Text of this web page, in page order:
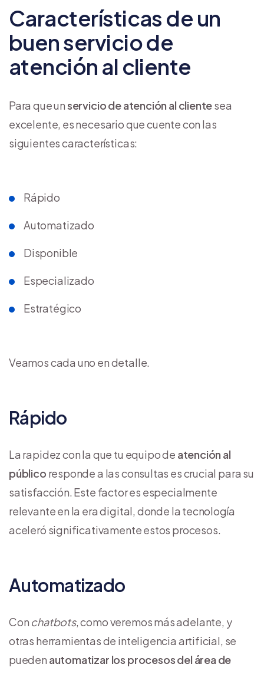
Características de un
buen servicio de
atención al cliente
Para que unservicio de atención al clientesea
excelente, es necesario que cuente con las
siguientes características:
Rápido
Automatizado
Disponible
Especializado
Estratégico
Veamos cada uno en detalle.
Rápido
La rapidez con la que tu equipo de atención al
público responde a las consultas es crucial para su
satisfacción. Este factor es especialmente
relevante en la era digital, donde la tecnología
aceleró significativamente estos procesos.
Automatizado
Con chatbots, como veremos más adelante, y
otras herramientas de inteligencia artificial, se
pueden automatizar los procesos del área de